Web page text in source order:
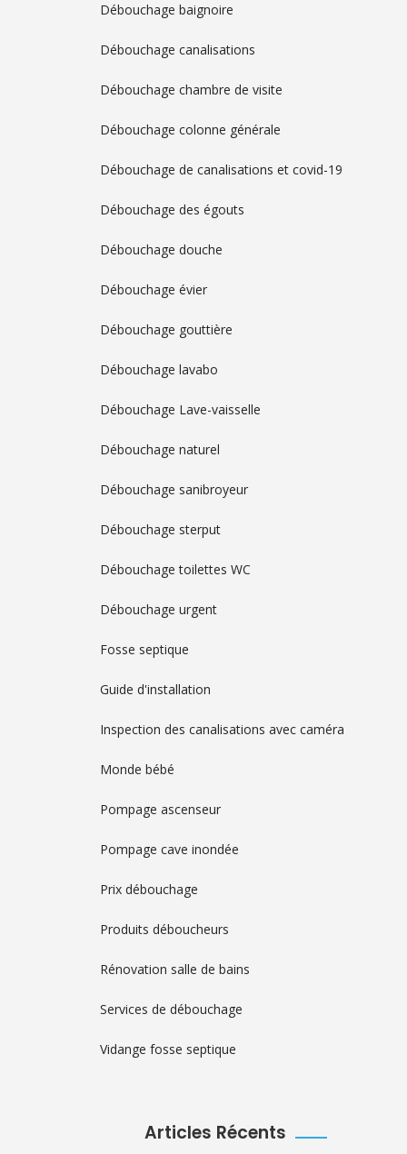
Débouchage baignoire
Débouchage canalisations
Débouchage chambre de visite
Débouchage colonne générale
Débouchage de canalisations et covid-19
Débouchage des égouts
Débouchage douche
Débouchage évier
Débouchage gouttière
Débouchage lavabo
Débouchage Lave-vaisselle
Débouchage naturel
Débouchage sanibroyeur
Débouchage sterput
Débouchage toilettes WC
Débouchage urgent
Fosse septique
Guide d'installation
Inspection des canalisations avec caméra
Monde bébé
Pompage ascenseur
Pompage cave inondée
Prix débouchage
Produits déboucheurs
Rénovation salle de bains
Services de débouchage
Vidange fosse septique
Articles Récents